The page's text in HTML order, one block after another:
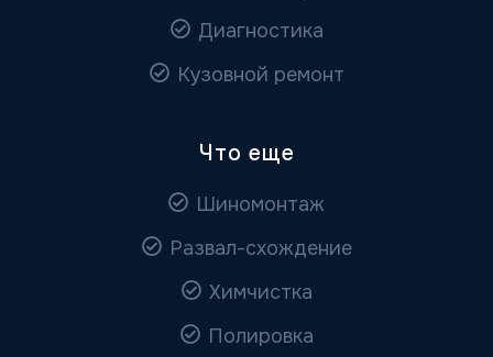
Диагностика
Кузовной ремонт
Что еще
Шиномонтаж
Развал-схождение
Химчистка
Полировка